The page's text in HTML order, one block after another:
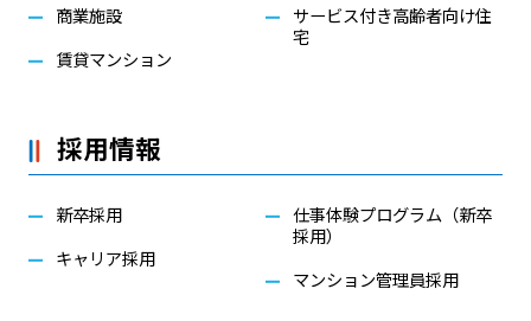
商業施設
賃貸マンション
サービス付き高齢者向け住
宅
採用情報
新卒採用
キャリア採用
仕事体験プログラム（新卒
採用）
マンション管理員採用